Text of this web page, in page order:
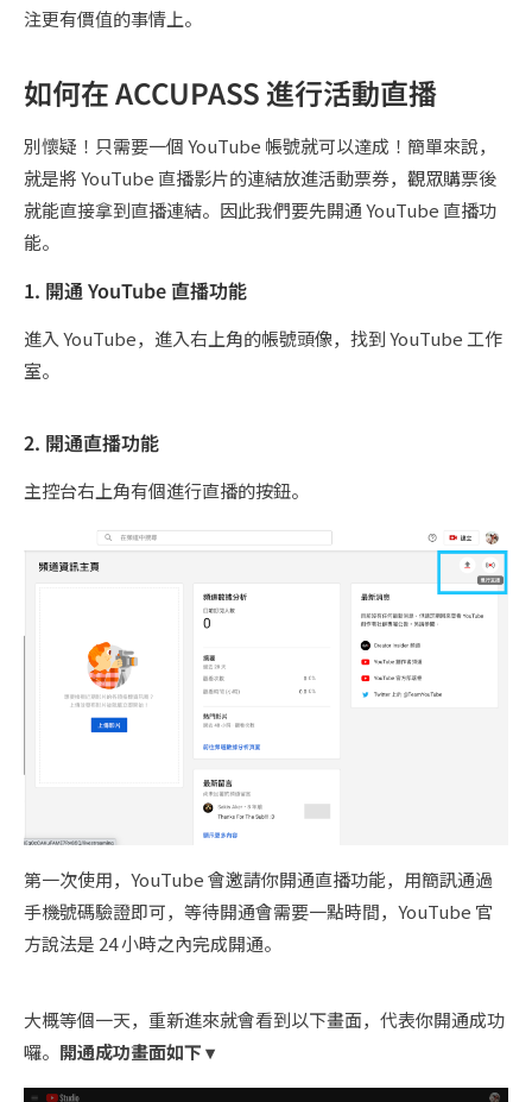
注更有價值的事情上。
如何在 ACCUPASS 進行活動直播
別懷疑！只需要一個 YouTube 帳號就可以達成！簡單來說，
就是將 YouTube 直播影片的連結放進活動票券，觀眾購票後
就能直接拿到直播連結。因此我們要先開通 YouTube 直播功
能。
1. 開通 YouTube 直播功能
進入 YouTube，進入右上角的帳號頭像，找到 YouTube 工作
室。
2. 開通直播功能
主控台右上角有個進行直播的按鈕。
第一次使用，YouTube 會邀請你開通直播功能，用簡訊通過
手機號碼驗證即可，等待開通會需要一點時間，YouTube 官
方說法是 24 小時之內完成開通。
大概等個一天，重新進來就會看到以下畫面，代表你開通成功
囉。 開通成功畫面如下 ▾